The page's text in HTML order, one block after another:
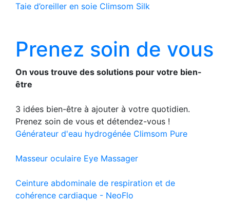
Taie d’oreiller en soie Climsom Silk
Prenez soin de vous
On vous trouve des solutions pour votre bien-
être
3 idées bien-être à ajouter à votre quotidien.
Prenez soin de vous et détendez-vous !
Générateur d'eau hydrogénée Climsom Pure
Masseur oculaire Eye Massager
Ceinture abdominale de respiration et de
cohérence cardiaque - NeoFlo